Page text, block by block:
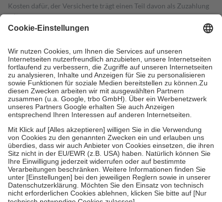
Kosten dafür, der Versicherte trägt einen Teil davon als Zuzahlung
mit.
Grundsätzlich leisten Mitglieder Zuzahlungen in Höhe von zehn
höchstens zehn Euro.
Es sind jedoch nie mehr als die tatsächlichen
Kosten der Leistung zu entrichten.
Diese Regeln gelten grundsätzlich auch für Online-Apotheken.
Bei Heilmitteln und häuslicher Krankenpflege beträgt die
Zuzahlung zehn Prozent der Kosten sowie zehn Euro je
Verordnung.
Um das Engagement der Versicherten für ihre eigene Gesundheit zu
stärken und die besondere Stellung der Familie zu unterstützen,
fallenkeine Zuzahlungenan bei:
• Kindern und Jugendlichen bis zum vollendeten 18. Lebensjahr
mit Ausnahme der Fahrkosten
• Untersuchungen zur Vorsorge und Früherkennung, die von der
GKV getragen werden
• empfohlenen Schutzimpfungen
• Harn- und Blutteststreifen